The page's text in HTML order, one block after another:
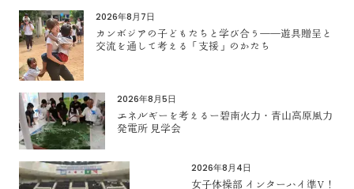
2026年8月7日
カンボジアの子どもたちと学び合う――遊具贈呈と
交流を通して考える「支援」のかたち
2026年8月5日
エネルギーを考えるー碧南火力・青山高原風力
発電所 見学会
2026年8月4日
女子体操部 インターハイ準V！